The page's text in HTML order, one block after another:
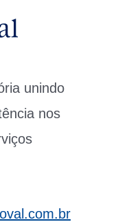
unindo
nos